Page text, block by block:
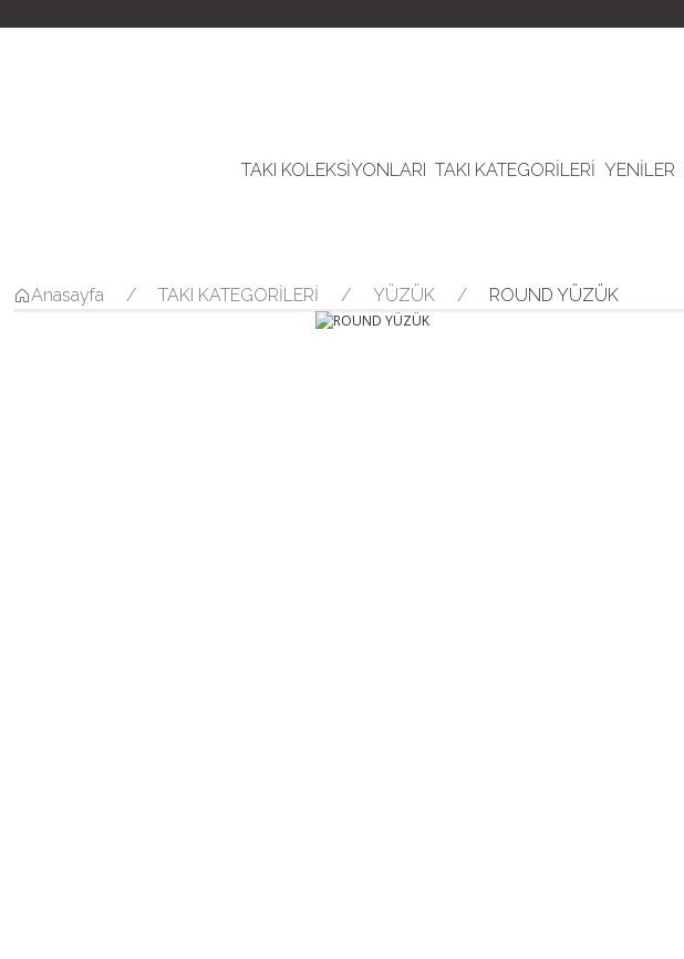
TAKI KOLEKSİYONLARI TAKI KATEGORİLERİ YENİLER
Anasayfa TAKI KATEGORİLERİ YÜZÜK ROUND YÜZÜK